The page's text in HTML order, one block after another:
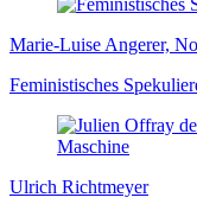
Marie-Luise Angerer,
Feministisches
Ulrich Richtmeyer